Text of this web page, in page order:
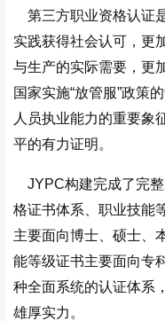
第三方职业资格认证
实践获得社会认可，更
与生产的实际需要，更
国家实施“放管服”政策
人员执业能力的重要象
平的有力证明 。
JYPC构建完成了完整
格证书体系、职业技能
主要面向博士、硕士、
能等级证书主要面向专
种全面系统的认证体系
雄厚实力。